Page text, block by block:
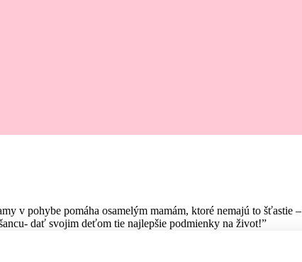
v pohybe pomáha osamelým mamám, ktoré nemajú to
dať svojim deťom tie najlepšie podmienky na život!”